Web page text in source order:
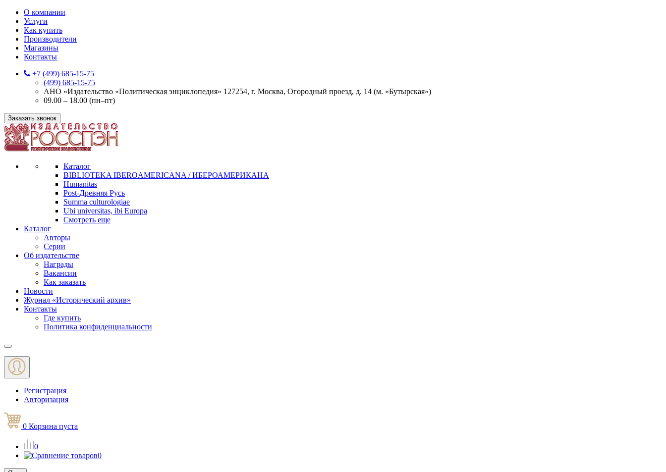
О компании
Услуги
Как купить
Производители
Магазины
Контакты
+7 (499) 685-15-75
(499) 685-15-75
АНО «Издательство «Политическая энциклопедия» 127254, г. Москва, Огородный проезд, д. 14 (м. «Бутырская»)
09.00 – 18.00 (пн–пт)
Заказать звонок
Каталог
BIBLIOTEKA IBEROAMERICANA / ИБЕРОАМЕРИКАНА
Humanitas
Post-Древняя Русь
Summa culturologiae
Ubi universitas, ibi Europa
Смотреть еще
Каталог
Авторы
Серии
Об издательстве
Награды
Вакансии
Как заказать
Новости
Журнал «Исторический архив»‎
Контакты
Где купить
Политика конфиденциальности
Меню
Регистрация
Авторизация
0 Корзина пуста
0
0